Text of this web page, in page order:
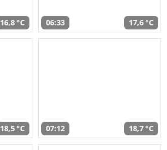
16,8 °C 06:33 17,6 °C
18,5 °C 07:12 18,7 °C